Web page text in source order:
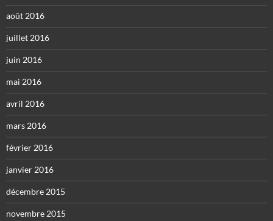
août 2016
juillet 2016
juin 2016
mai 2016
avril 2016
mars 2016
février 2016
janvier 2016
décembre 2015
novembre 2015